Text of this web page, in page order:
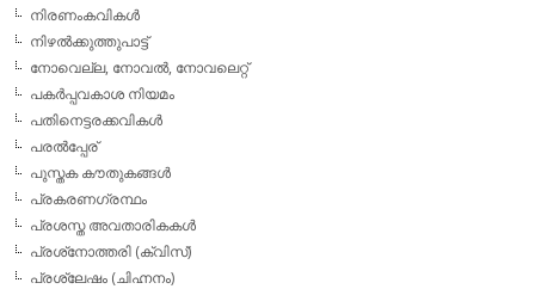
നിരണംകവികള്‍
നിഴല്‍ക്കുത്തുപാട്ട്
നോവെല്ല, നോവല്‍, നോവലെറ്റ്
പകര്‍പ്പവകാശ നിയമം
പതിനെട്ടരക്കവികള്‍
പരല്‍പ്പേര്
പുസ്തക കൗതുകങ്ങള്‍
പ്രകരണഗ്രന്ഥം
പ്രശസ്ത അവതാരികകള്‍
പ്രശ്‌നോത്തരി (ക്വിസ്)
പ്രശ്ലേഷം (ചിഹ്നനം)